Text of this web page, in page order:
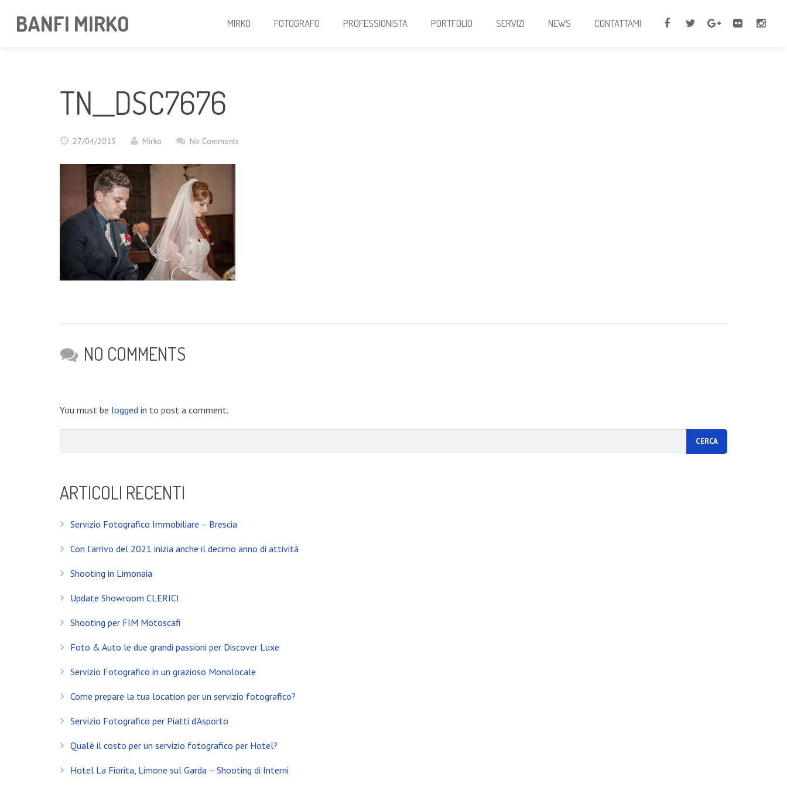
BANFI MIRKO MIRKO FOTOGRAFO PROFESSIONISTA PORTFOLIO SERVIZI NEWS CONTATTAMI
TN__DSC7676
27/04/2013 Mirko No Comments
NO COMMENTS
You must be logged in to post a comment.
ARTICOLI RECENTI
Servizio Fotografico Immobiliare – Brescia
Con l’arrivo del 2021 inizia anche il decimo anno di attività
Shooting in Limonaia
Update Showroom CLERICI
Shooting per FIM Motoscafi
Foto & Auto le due grandi passioni per Discover Luxe
Servizio Fotografico in un grazioso Monolocale
Come prepare la tua location per un servizio fotografico?
Servizio Fotografico per Piatti d’Asporto
Qual’è il costo per un servizio fotografico per Hotel?
Hotel La Fiorita, Limone sul Garda – Shooting di Interni
INSTAGRAM
NEWS